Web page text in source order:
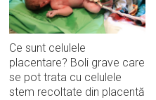
Ce sunt celulele
placentare? Boli grave care
se pot trata cu celulele
stem recoltate din placentă